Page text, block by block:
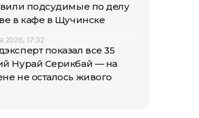
подсудимые по делу
в кафе в Щучинске
2026, 17:32
показал все 35
Нурай Серикбай — на
не осталось живого